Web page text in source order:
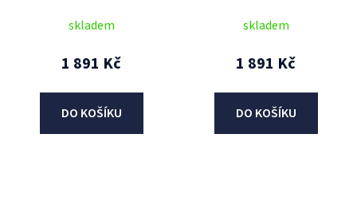
skladem
1 891 Kč
DO KOŠÍKU
skladem
1 891 Kč
DO KOŠÍKU